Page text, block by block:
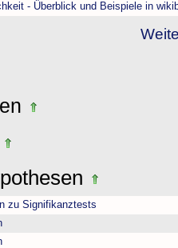
- Überblick und Beispiele in
zu Signifikanztests